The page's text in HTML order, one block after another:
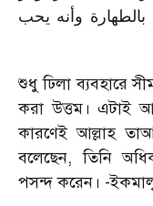
بالطهارة وأنه يحب
শুধু ঢিলা ব্যবহারে
করা উত্তম। এটাই
কারণেই আল্লাহ
বলেছেন, তিনি
পসন্দ করেন। -